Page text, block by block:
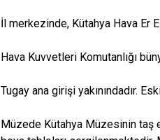
İl merkezinde, Kütahya Hava Er
Hava Kuvvetleri Komutanlığı
Tugay ana girişi yakınındadır.
Müzede Kütahya Müzesinin taş